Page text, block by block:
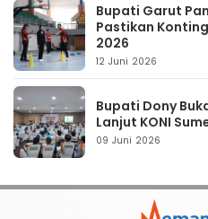
Bupati Garut
Pastikan
2026
12 Juni 2026
Bupati Dony
Lanjut KONI
09 Juni 2026